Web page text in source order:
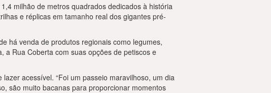
milhão de metros quadrados dedicados à história
e réplicas em tamanho real dos gigantes pré-
há venda de produtos regionais como legumes,
a Rua Coberta com suas opções de petiscos e
acessível. “Foi um passeio maravilhoso, um dia
são muito bacanas para proporcionar momentos